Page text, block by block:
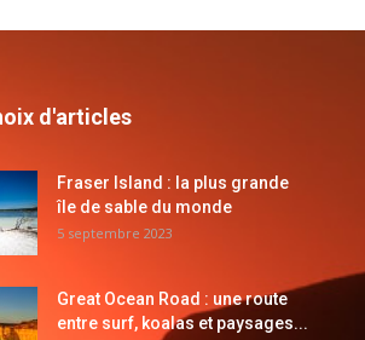
d'articles
Fraser Island : la plus grande
île de sable du monde
5 septembre 2023
Great Ocean Road : une route
entre surf, koalas et paysages...